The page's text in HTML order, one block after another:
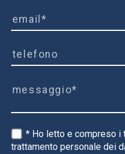
* Ho letto e compreso i
trattamento personale dei